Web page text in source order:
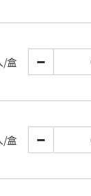
/盒
/盒